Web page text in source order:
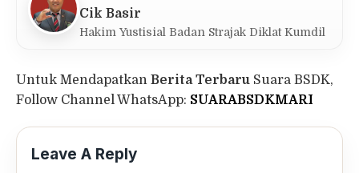
Cik Basir
Hakim Yustisial Badan Strajak Diklat Kumdil
Untuk Mendapatkan Berita Terbaru Suara BSDK,
Follow Channel WhatsApp: SUARABSDKMARI
Leave A Reply